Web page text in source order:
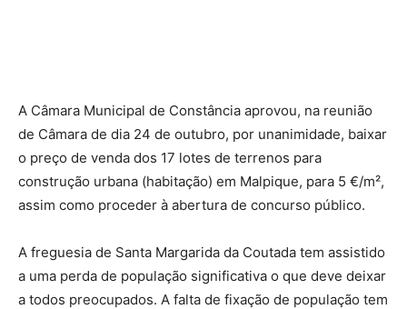
A Câmara Municipal de Constância aprovou, na reunião
de Câmara de dia 24 de outubro, por unanimidade, baixar
o preço de venda dos 17 lotes de terrenos para
construção urbana (habitação) em Malpique, para 5 €/m²,
assim como proceder à abertura de concurso público.
A freguesia de Santa Margarida da Coutada tem assistido
a uma perda de população significativa o que deve deixar
a todos preocupados. A falta de fixação de população tem